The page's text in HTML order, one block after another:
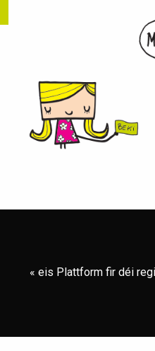
« eis Plattform fir déi